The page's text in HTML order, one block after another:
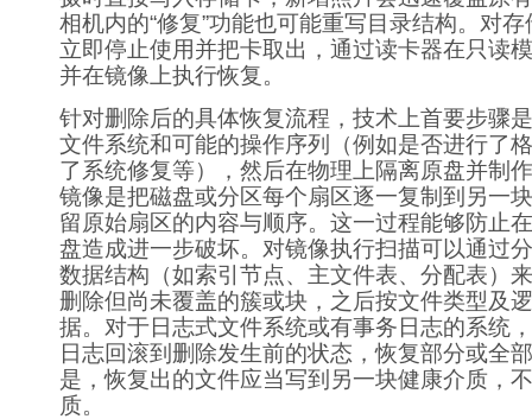
相机内的“修复”功能也可能重写目录结构。对
立即停止使用并把卡取出，通过读卡器在只读
并在镜像上执行恢复。
针对删除后的具体恢复流程，技术上首要步骤
文件系统和可能的操作序列（例如是否进行了
了系统修复等），然后在物理上隔离原盘并制
镜像是把磁盘或分区每个扇区逐一复制到另一
留原始扇区的内容与顺序。这一过程能够防止
盘造成进一步破坏。对镜像执行扫描可以通过
数据结构（如索引节点、主文件表、分配表）
删除但尚未覆盖的簇或块，之后按文件类型及
据。对于日志式文件系统或有事务日志的系统
日志回滚到删除发生前的状态，恢复部分或全
是，恢复出的文件应当写到另一块健康介质，
质。